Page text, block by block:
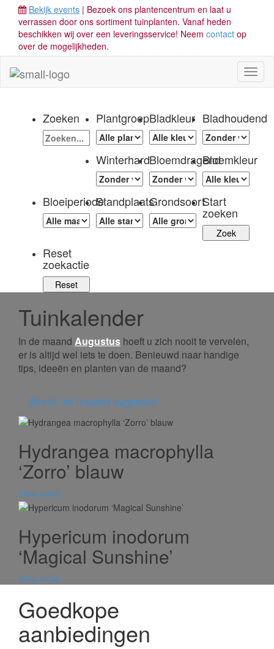
Bekijk events | Bezoek ons plantencentrum en laat u
verrassen door ons sortiment tuinplanten. Vanaf heden
beschikken wij over een leveringsservice! Neem contact op
over de mogelijkheden.
Zoeken PlantgroepBladkleur Bladhoudend
WinterhardBloemdragendBloemkleur
BloeiperiodeStandplaatsGrondsoortStart
zoeken
Reset
zoekactie
Tuinkalender
In de maand Augustus hoeft u zich nooit te vervelen,
er is altijd wel iets te doen. Benieuwd naar handige
tips, ideeën en planten van de maand?
Bekijk de maand augustus
Hydrangea macrophylla
‘Zorro’ blauw
View more
Hypericum inodorum
‘Magical Sunshine’
View more
Goedkope
aanbiedingen